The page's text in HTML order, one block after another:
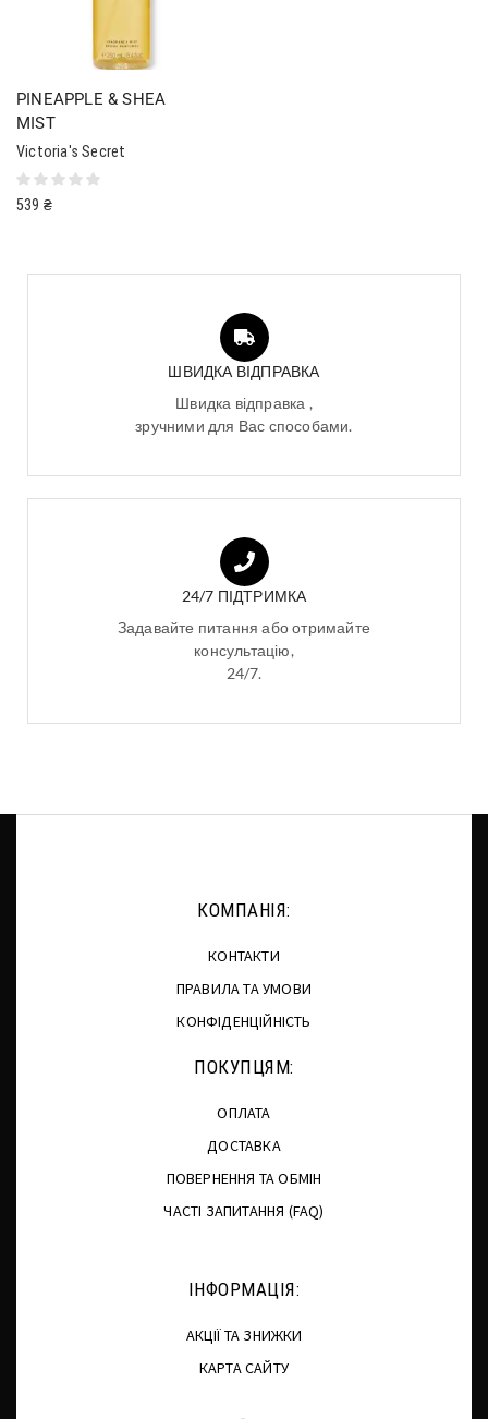
PINEAPPLE & SHEA
MIST
Victoria's Secret
539 ₴
ШВИДКА ВІДПРАВКА
Швидка відправка ,
зручними для Вас способами.
24/7 ПІДТРИМКА
Задавайте питання або отримайте
консультацію,
24/7.
КОМПАНІЯ:
КОНТАКТИ
ПРАВИЛА ТА УМОВИ
КОНФІДЕНЦІЙНІСТЬ
ПОКУПЦЯМ:
ОПЛАТА
ДОСТАВКА
ПОВЕРНЕННЯ ТА ОБМІН
ЧАСТІ ЗАПИТАННЯ (FAQ)
ІНФОРМАЦІЯ:
АКЦІЇ ТА ЗНИЖКИ
КАРТА САЙТУ